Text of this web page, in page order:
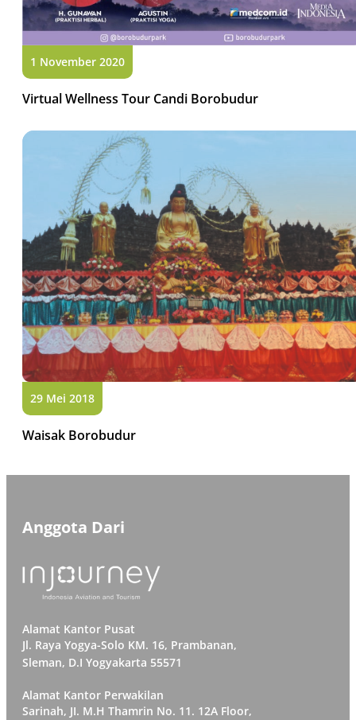
1 November 2020
Virtual Wellness Tour Candi Borobudur
29 Mei 2018
Waisak Borobudur
Anggota Dari
Alamat Kantor Pusat
Jl. Raya Yogya-Solo KM. 16, Prambanan,
Sleman, D.I Yogyakarta 55571
Alamat Kantor Perwakilan
Sarinah, JI. M.H Thamrin No. 11. 12A Floor,